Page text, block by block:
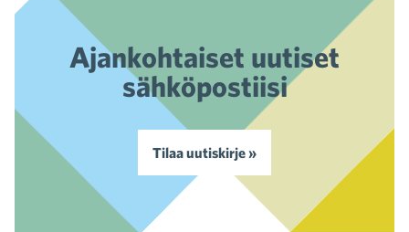
Ajankohtaiset uutiset
sähköpostiisi
Tilaa uutiskirje »